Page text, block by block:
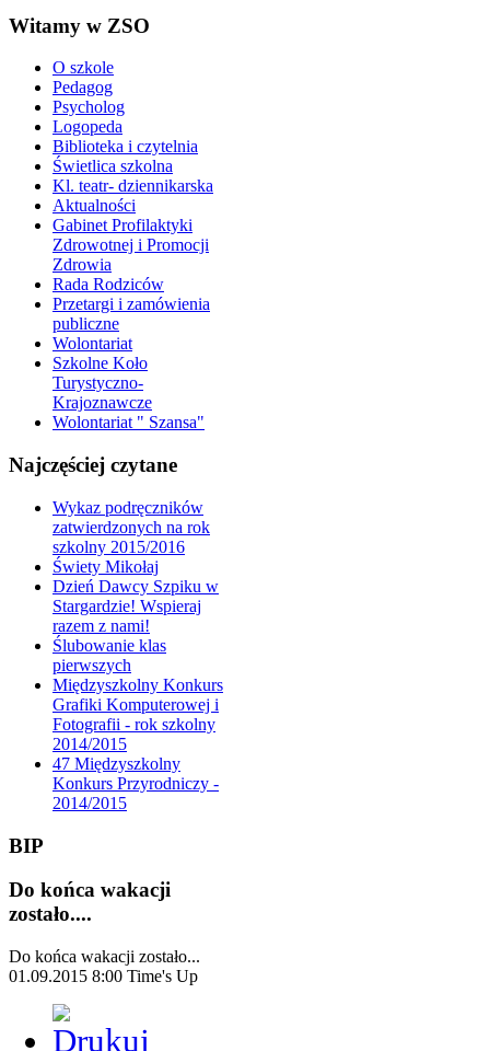
Witamy w ZSO
O szkole
Pedagog
Psycholog
Logopeda
Biblioteka i czytelnia
Świetlica szkolna
Kl. teatr- dziennikarska
Aktualności
Gabinet Profilaktyki
Zdrowotnej i Promocji
Zdrowia
Rada Rodziców
Przetargi i zamówienia
publiczne
Wolontariat
Szkolne Koło
Turystyczno-
Krajoznawcze
Wolontariat " Szansa"
Najczęściej czytane
Wykaz podręczników
zatwierdzonych na rok
szkolny 2015/2016
Świety Mikołaj
Dzień Dawcy Szpiku w
Stargardzie! Wspieraj
razem z nami!
Ślubowanie klas
pierwszych
Międzyszkolny Konkurs
Grafiki Komputerowej i
Fotografii - rok szkolny
2014/2015
47 Międzyszkolny
Konkurs Przyrodniczy -
2014/2015
BIP
Do końca wakacji
zostało....
Do końca wakacji zostało...
01.09.2015 8:00 Time's Up